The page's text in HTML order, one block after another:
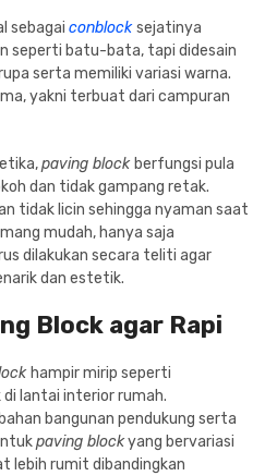
sebagai conblock sejatinya
seperti batu-bata, tapi didesain
serta memiliki variasi warna.
yakni terbuat dari campuran
paving blockberfungsi pula
dan tidak gampang retak.
tidak licin sehingga nyaman saat
mudah, hanya saja
dilakukan secara teliti agar
dan estetik.
Block agar Rapi
hampir mirip seperti
lantai interior rumah.
bangunan pendukung serta
paving blockyang bervariasi
lebih rumit dibandingkan